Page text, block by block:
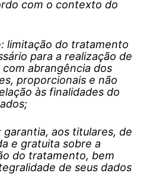
com o contexto do
limitação do tratamento
para a realização de
com abrangência dos
proporcionais e não
às finalidades do
garantia, aos titulares, de
e gratuita sobre a
do tratamento, bem
de seus dados